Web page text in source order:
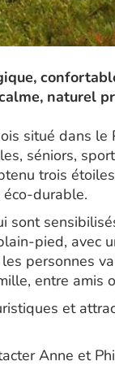
naturel
situé dans
séniors,
trois
éco-durable.
sont
pied, avec
personnes
entre amis
et
Anne et